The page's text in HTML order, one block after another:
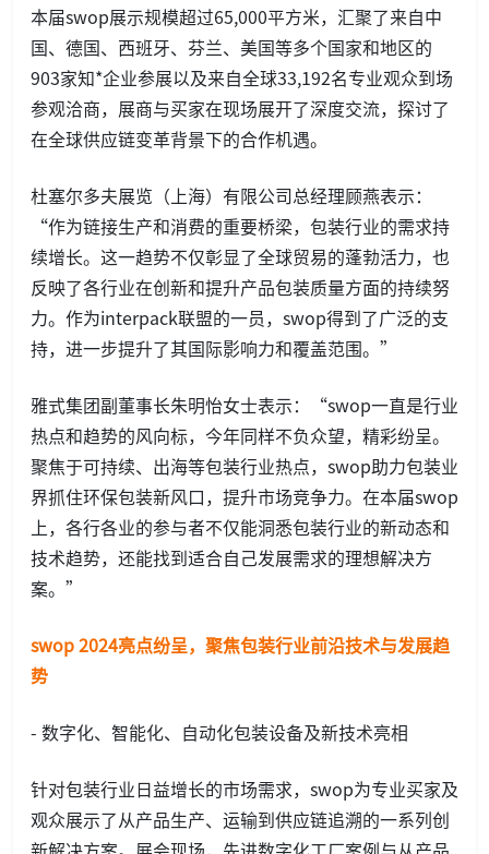
本届swop展示规模超过65,000平方米，汇聚了来自中
国、德国、西班牙、芬兰、美国等多个国家和地区的
903家知*企业参展以及来自全球33,192名专业观众到场
参观洽商，展商与买家在现场展开了深度交流，探讨了
在全球供应链变革背景下的合作机遇。
杜塞尔多夫展览（上海）有限公司总经理顾燕表示：
“作为链接生产和消费的重要桥梁，包装行业的需求持
续增长。这一趋势不仅彰显了全球贸易的蓬勃活力，也
反映了各行业在创新和提升产品包装质量方面的持续努
力。作为interpack联盟的一员，swop得到了广泛的支
持，进一步提升了其国际影响力和覆盖范围。”
雅式集团副董事长朱明怡女士表示：“swop一直是行业
热点和趋势的风向标，今年同样不负众望，精彩纷呈。
聚焦于可持续、出海等包装行业热点，swop助力包装业
界抓住环保包装新风口，提升市场竞争力。在本届swop
上，各行各业的参与者不仅能洞悉包装行业的新动态和
技术趋势，还能找到适合自己发展需求的理想解决方
案。”
swop 2024亮点纷呈， 聚焦包装行业前沿技术与发展趋
势
- 数字化、智能化、自动化包装设备及新技术亮相
针对包装行业日益增长的市场需求，swop为专业买家及
观众展示了从产品生产、运输到供应链追溯的一系列创